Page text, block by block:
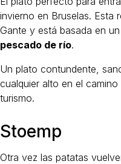
invierno en Bruselas. Esta
Gante y está basada en un
pescado de río.
Un plato contundente,
cualquier alto en el
turismo.
Stoemp
Otra vez las patatas